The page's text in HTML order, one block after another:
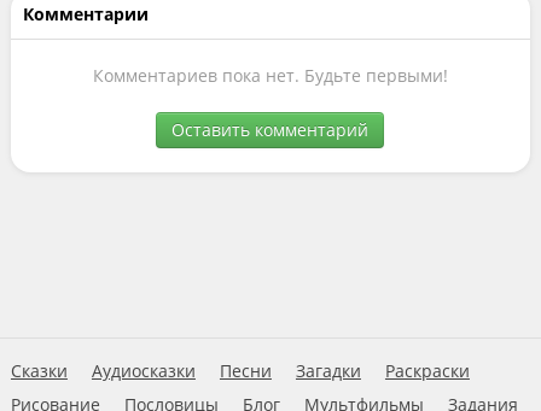
Комментарии
Комментариев пока нет. Будьте первыми!
Оставить комментарий
Сказки Аудиосказки Песни Загадки
Раскраски
Рисование
Пословицы Блог Мультфильмы Задания